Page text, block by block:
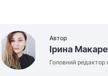
Автор
Ірина
Головний